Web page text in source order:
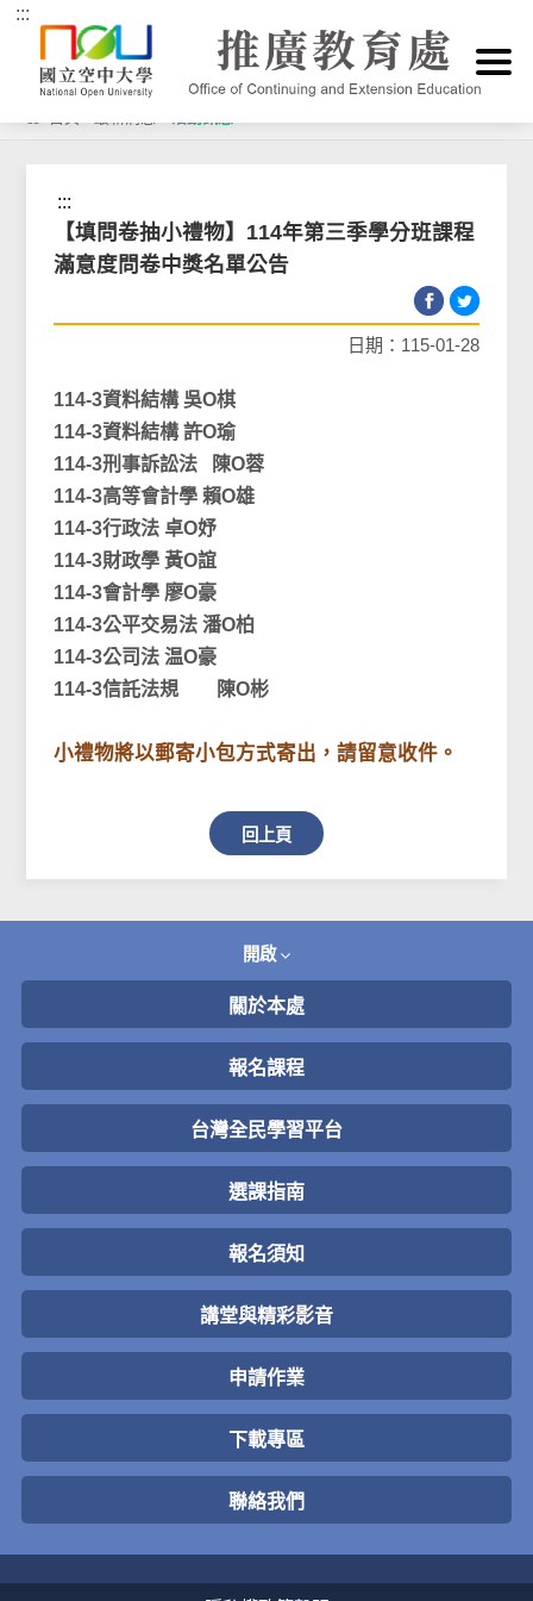
跳到主要內容區塊
:::
:::
【填問卷抽小禮物】114年第三季學分班課程
滿意度問卷中獎名單公告
日期：115-01-28
114-3資料結構 吳O棋
114-3資料結構 許O瑜
114-3刑事訴訟法
陳O蓉
114-3高等會計學 賴O雄
114-3行政法 卓O妤
114-3財政學 黃O誼
114-3會計學 廖O豪
114-3公平交易法 潘O柏
114-3公司法 温O豪
114-3信託法規 陳O彬
小禮物將以郵寄小包方式寄出，請留意收件。
回上頁
開啟
關於本處
報名課程
台灣全民學習平台
選課指南
報名須知
講堂與精彩影音
申請作業
下載專區
聯絡我們